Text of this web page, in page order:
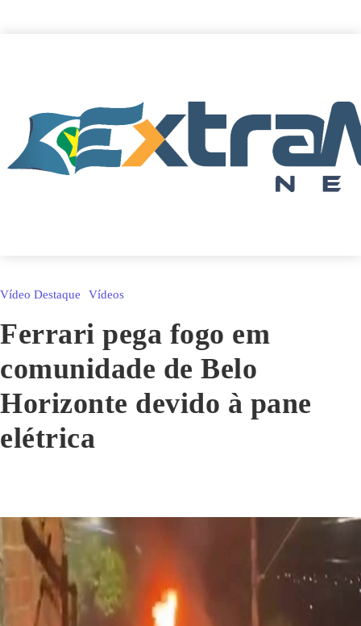
Vídeo Destaque Vídeos
Ferrari pega fogo em
comunidade de Belo
Horizonte devido à pane
elétrica